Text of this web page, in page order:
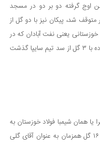
اوج گرفته دو بر دو در مسجد
شد، پیکان نیز با دو گل از
یعنی نفت آبادان که در
انتهای فصل جهشی قابل توجه به خود داده با ۳ گل از سد تیم سایپا گذشت
یا همان شیمبا فولاد خوزستان به
همراه استنلی کیروش سپاهان اصفهان با ۱۶ گل همزمان به عنوان آقای گلی